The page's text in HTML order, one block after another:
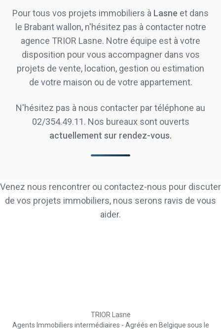
Pour tous vos projets immobiliers à Lasne et dans
le Brabant wallon, n'hésitez pas à contacter notre
agence TRIOR Lasne. Notre équipe est à votre
disposition pour vous accompagner dans vos
projets de vente, location, gestion ou estimation
de votre maison ou de votre appartement.
N'hésitez pas à nous contacter par téléphone au
02/354.49.11. Nos bureaux sont ouverts
actuellement sur rendez-vous.
Venez nous rencontrer ou contactez-nous pour discuter
de vos projets immobiliers, nous serons ravis de vous
aider.
TRIOR Lasne
Agents Immobiliers intermédiaires - Agréés en Belgique sous le